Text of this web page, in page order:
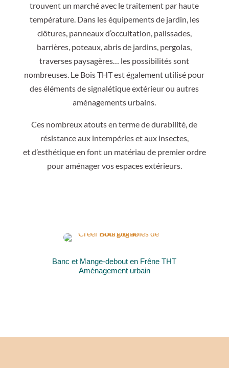
trouvent un marché avec le traitement par haute
température. Dans les équipements de jardin, les
clôtures, panneaux d’occultation, palissades,
barrières, poteaux, abris de jardins, pergolas,
traverses paysagères… les possibilités sont
nombreuses. Le Bois THT est également utilisé pour
des éléments de signalétique extérieur ou autres
aménagements urbains.
Ces nombreux atouts en terme de durabilité, de
résistance aux intempéries et aux insectes,
et d’esthétique en font un matériau de premier ordre
pour aménager vos espaces extérieurs.
Banc et Mange-debout en Frêne THT
Aménagement urbain